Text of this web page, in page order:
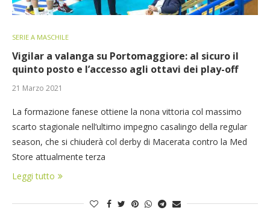
SERIE A MASCHILE
Vigilar a valanga su Portomaggiore: al sicuro il
quinto posto e l’accesso agli ottavi dei play-off
21 Marzo 2021
La formazione fanese ottiene la nona vittoria col massimo
scarto stagionale nell’ultimo impegno casalingo della regular
season, che si chiuderà col derby di Macerata contro la Med
Store attualmente terza
Leggi tutto